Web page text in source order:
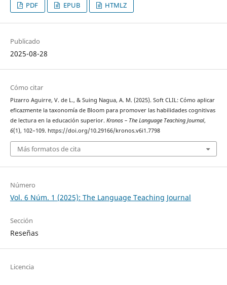
PDF EPUB HTMLZ
Publicado
2025-08-28
Cómo citar
Pizarro Aguirre, V. de L., & Suing Nagua, A. M. (2025). Soft CLIL: Cómo aplicar
eficazmente la taxonomía de Bloom para promover las habilidades cognitivas
de lectura en la educación superior. Kronos – The Language Teaching Journal,
6(1), 102–109. https://doi.org/10.29166/kronos.v6i1.7798
Más formatos de cita
Número
Vol. 6 Núm. 1 (2025): The Language Teaching Journal
Sección
Reseñas
Licencia